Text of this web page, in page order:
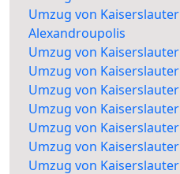
Umzug von
Alexandroupolis
Umzug von
Umzug von
Umzug von
Umzug von
Umzug von
Umzug von
Umzug von